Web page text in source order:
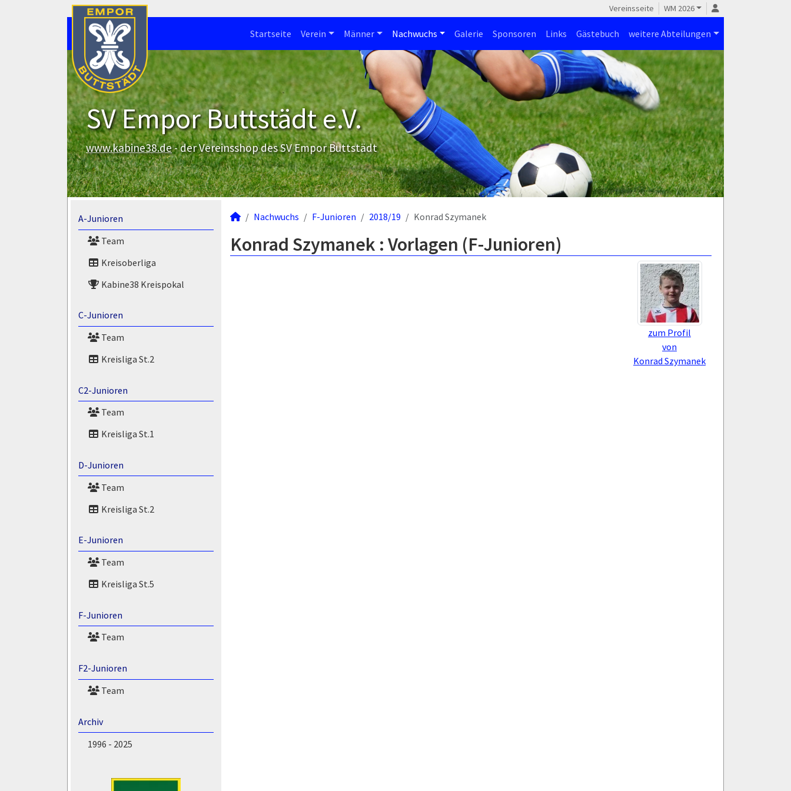
Vereinsseite WM 2026
Startseite Verein Männer Nachwuchs Galerie Sponsoren Links Gästebuch weitere Abteilungen
SV Empor Buttstädt e.V.
www.kabine38.de- der Vereinsshop des SV Empor Buttstädt
A-Junioren
Team
Kreisoberliga
Kabine38 Kreispokal
C-Junioren
Team
Kreisliga St.2
C2-Junioren
Team
Kreisliga St.1
D-Junioren
Team
Kreisliga St.2
E-Junioren
Team
Kreisliga St.5
F-Junioren
Team
F2-Junioren
Team
Archiv
1996 - 2025
Nachwuchs F-Junioren 2018/19 Konrad Szymanek
Konrad Szymanek : Vorlagen (F-Junioren)
zum Profil
von
Konrad Szymanek